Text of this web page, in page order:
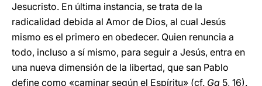
Jesucristo. En última instancia, se trata de la
radicalidad debida al Amor de Dios, al cual Jesús
mismo es el primero en obedecer. Quien renuncia a
todo, incluso a sí mismo, para seguir a Jesús, entra en
una nueva dimensión de la libertad, que san Pablo
define como «caminar según el Espíritu» (cf. Ga 5, 16).